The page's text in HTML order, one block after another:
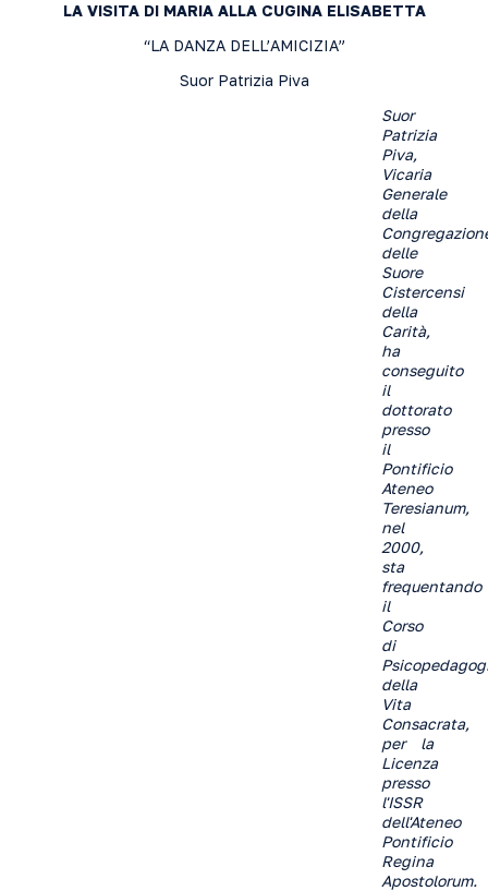
LA VISITA DI MARIA ALLA CUGINA ELISABETTA
“LA DANZA DELL’AMICIZIA”
Suor Patrizia Piva
Suor
Patrizia
Piva,
Vicaria
Generale
della
delle
Suore
Cistercensi
della
Carità,
ha
conseguito
il
dottorato
presso
il
Pontificio
Ateneo
Teresianum,
nel
2000,
sta
frequentando
il
Corso
di
della
Vita
Consacrata,
per la
Licenza
presso
l'ISSR
dell'Ateneo
Pontificio
Regina
Apostolorum.